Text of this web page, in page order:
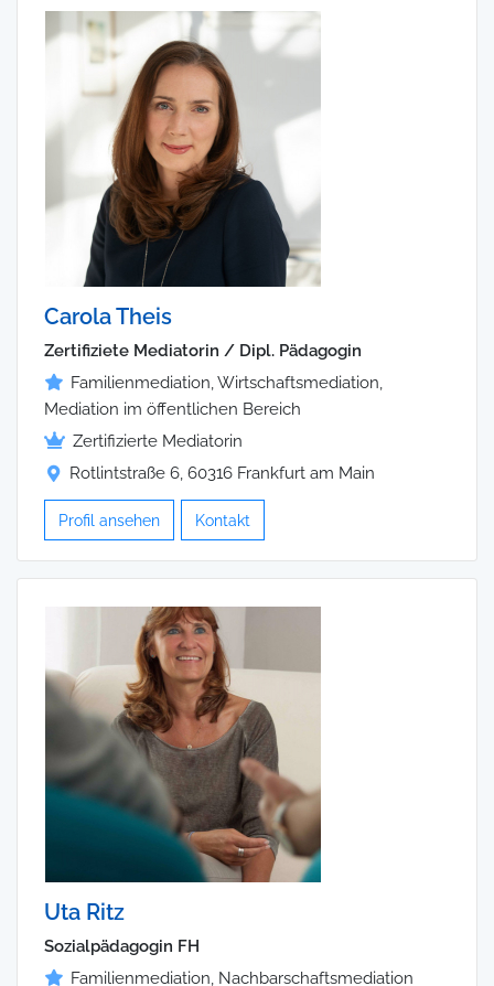
Carola Theis
Zertifiziete Mediatorin / Dipl. Pädagogin
Familienmediation, Wirtschaftsmediation,
Mediation im öffentlichen Bereich
Zertifizierte Mediatorin
Rotlintstraße 6, 60316 Frankfurt am Main
Profil ansehen Kontakt
Uta Ritz
Sozialpädagogin FH
Familienmediation, Nachbarschaftsmediation